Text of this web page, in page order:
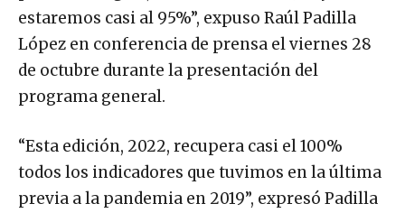
estaremos casi al 95%”, expuso Raúl Padilla
López en conferencia de prensa el viernes 28
de octubre durante la presentación del
programa general.
“Esta edición, 2022, recupera casi el 100%
todos los indicadores que tuvimos en la última
previa a la pandemia en 2019”, expresó Padilla